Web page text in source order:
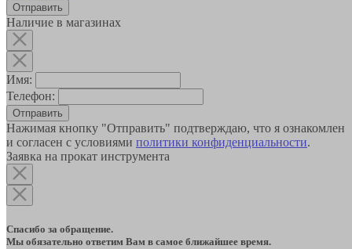
Наличие в магазинах
Имя:
Телефон:
Отправить
Нажимая кнопку "Отправить" подтверждаю, что я ознакомлен
и согласен с условиями политики конфиденциальности.
Заявка на прокат инструмента
Спасибо за обращение.
Мы обязательно ответим Вам в самое ближайшее время.